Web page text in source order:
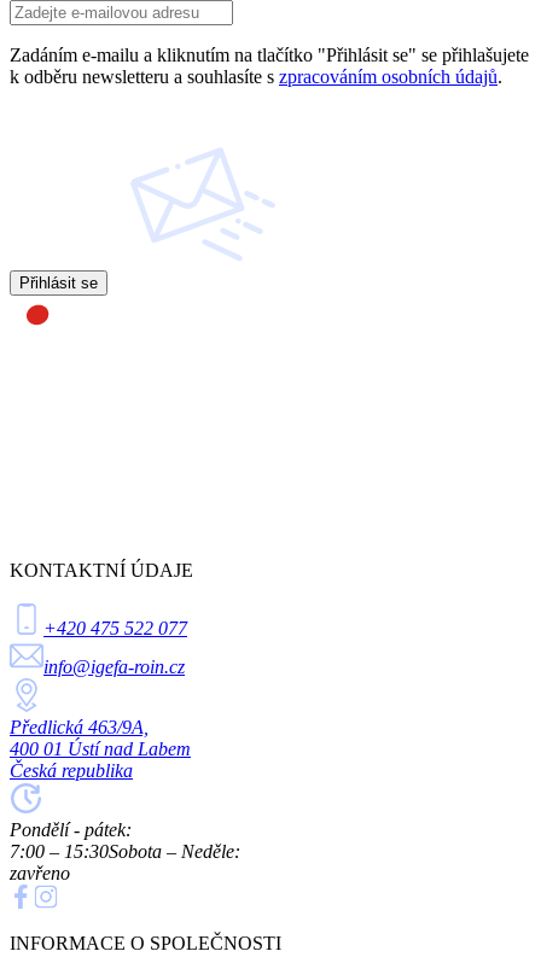
Zadáním e-mailu a kliknutím na tlačítko "Přihlásit se" se přihlašujete
k odběru newsletteru a souhlasíte s zpracováním osobních údajů.
Přihlásit se
KONTAKTNÍ ÚDAJE
+420 475 522 077
info@igefa-roin.cz
Předlická 463/9A,
400 01 Ústí nad Labem
Česká republika
Pondělí - pátek:
7:00 – 15:30Sobota – Neděle:
zavřeno
INFORMACE O SPOLEČNOSTI